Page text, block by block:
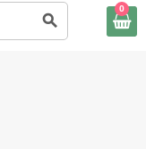
search
0